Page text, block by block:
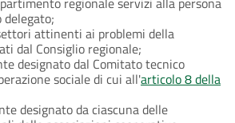
attinenti ai problemi della
dal Consiglio regionale;
designato dal Comitato tecnico
sociale di cui all'articolo 8 della
designato da ciascuna delle